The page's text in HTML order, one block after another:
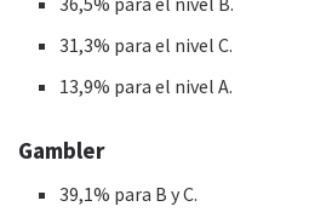
31,3% para el nivel C.
13,9% para el nivel A.
Gambler
39,1% para B y C.